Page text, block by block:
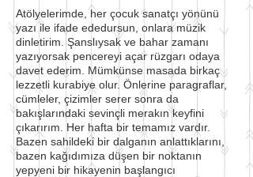
Atölyelerimde, her çocuk sanatçı yönünü
yazı ile ifade ededursun, onlara müzik
dinletirim. Şanslıysak ve bahar zamanı
yazıyorsak pencereyi açar rüzgarı odaya
davet ederim. Mümkünse masada birkaç
lezzetli kurabiye olur. Önlerine paragraflar,
cümleler, çizimler serer sonra da
bakışlarındaki sevinçli merakın keyfini
çıkarırım. Her hafta bir temamız vardır.
Bazen sahildeki bir dalganın anlattıklarını,
bazen kağıdımıza düşen bir noktanın
yepyeni bir hikayenin başlangıcı